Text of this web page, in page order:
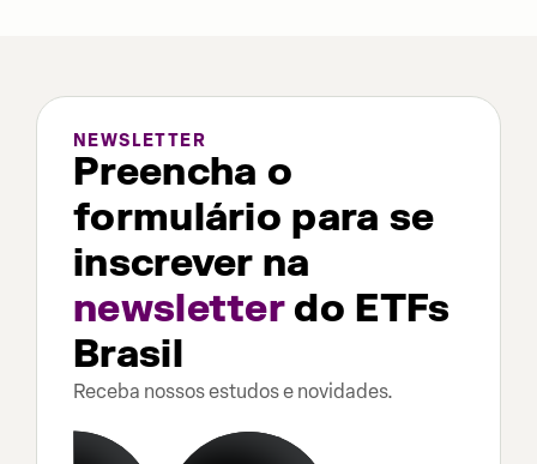
NEWSLETTER
Preencha o
formulário para se
inscrever na
newsletterdo ETFs
Brasil
Receba nossos estudos e novidades.